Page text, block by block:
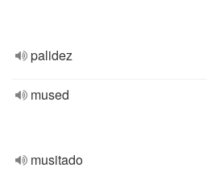
palidez
mused
musitado